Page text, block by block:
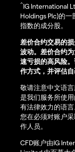
^IG International
Holdings Plc)的
指数的成分股。
差价合约交易的
波动。差价合约
速亏损的高风险
作方式，并评估
敬请注意中文语
是我们服务所使
有法律效力的语言
您在必须对账户
作人员。
CFD账户由IG